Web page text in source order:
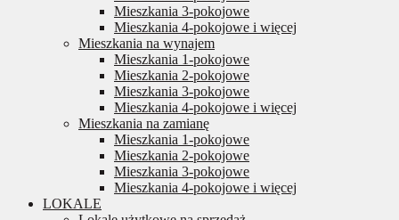
Mieszkania 3-pokojowe
Mieszkania 4-pokojowe i więcej
Mieszkania na wynajem
Mieszkania 1-pokojowe
Mieszkania 2-pokojowe
Mieszkania 3-pokojowe
Mieszkania 4-pokojowe i więcej
Mieszkania na zamianę
Mieszkania 1-pokojowe
Mieszkania 2-pokojowe
Mieszkania 3-pokojowe
Mieszkania 4-pokojowe i więcej
LOKALE